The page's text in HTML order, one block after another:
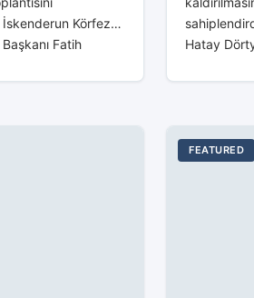
Körfez
Başkanı Fatih
yönetim
Hatay
MHP Genel
FEATURED